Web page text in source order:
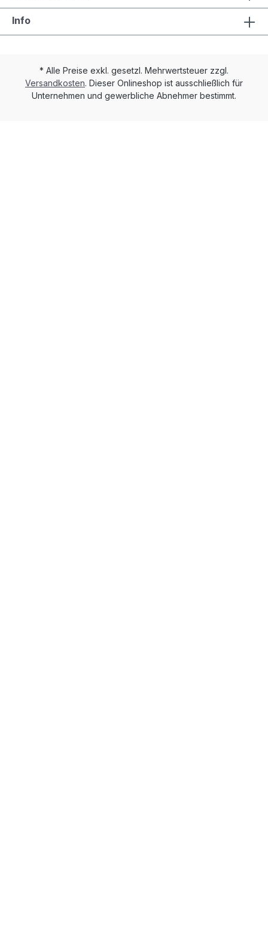
Info
* Alle Preise exkl. gesetzl. Mehrwertsteuer zzgl.
Versandkosten. Dieser Onlineshop ist ausschließlich für
Unternehmen und gewerbliche Abnehmer bestimmt.